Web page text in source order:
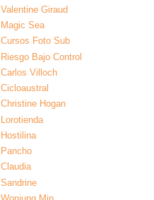
Valentine Giraud
Magic Sea
Cursos Foto Sub
Riesgo Bajo Control
Carlos Villoch
Cicloaustral
Christine Hogan
Lorotienda
Hostilina
Pancho
Claudia
Sandrine